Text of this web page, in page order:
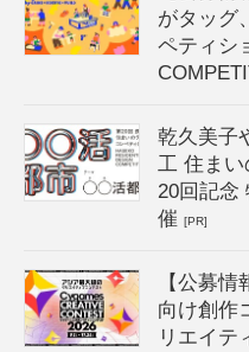
がタッグ
ペティシ
乾久美子
工 住ま
20回記念
催[PR]
【公募
向け創作
リエイテ